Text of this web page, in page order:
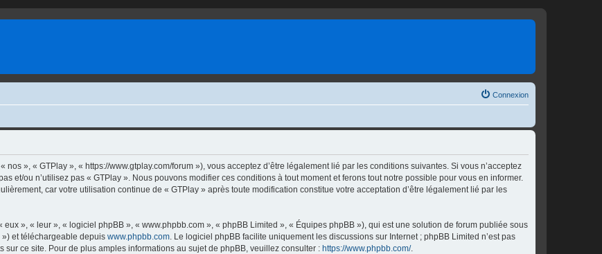
Connexion
», « GTPlay », « https://www.gtplay.com/forum »), vous acceptez d’être légalement lié par les conditions suivantes. Si vous n’acceptez
et/ou n’utilisez pas « GTPlay ». Nous pouvons modifier ces conditions à tout moment et ferons tout notre possible pour vous en informer.
car votre utilisation continue de « GTPlay » après toute modification constitue votre acceptation d’être légalement lié par les
», « leur », « logiciel phpBB », « www.phpbb.com », « phpBB Limited », « Équipes phpBB »), qui est une solution de forum publiée sous
et téléchargeable depuis www.phpbb.com . Le logiciel phpBB facilite uniquement les discussions sur Internet ; phpBB Limited n’est pas
ce site. Pour de plus amples informations au sujet de phpBB, veuillez consulter : https://www.phpbb.com/.